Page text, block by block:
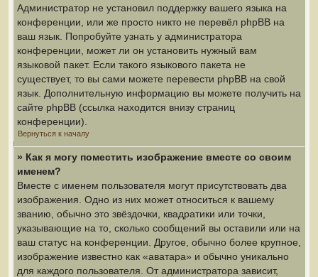
Администратор не установил поддержку вашего языка на
конференции, или же просто никто не перевёл phpBB на
ваш язык. Попробуйте узнать у администратора
конференции, может ли он установить нужный вам
языковой пакет. Если такого языкового пакета не
существует, то вы сами можете перевести phpBB на свой
язык. Дополнительную информацию вы можете получить на
сайте phpBB (ссылка находится внизу страниц
конференции).
Вернуться к началу
» Как я могу поместить изображение вместе со своим
именем?
Вместе с именем пользователя могут присутствовать два
изображения. Одно из них может относиться к вашему
званию, обычно это звёздочки, квадратики или точки,
указывающие на то, сколько сообщений вы оставили или на
ваш статус на конференции. Другое, обычно более крупное,
изображение известно как «аватара» и обычно уникально
для каждого пользователя. От администратора зависит,